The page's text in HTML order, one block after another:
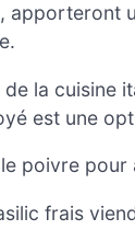
apporteront
de la
est une
le poivre
frais